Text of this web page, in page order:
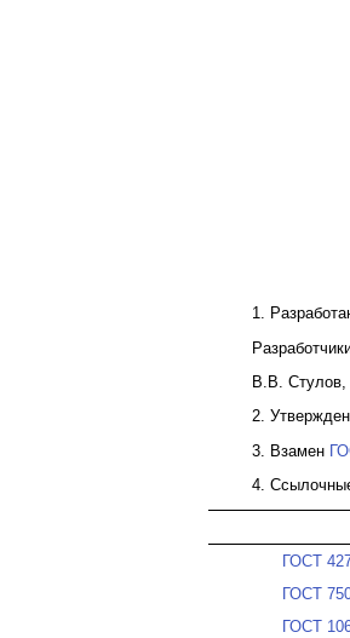
1.
В.В. Стулов,
2.
3. Взамен
4.
ГОСТ
ГОСТ
ГОСТ